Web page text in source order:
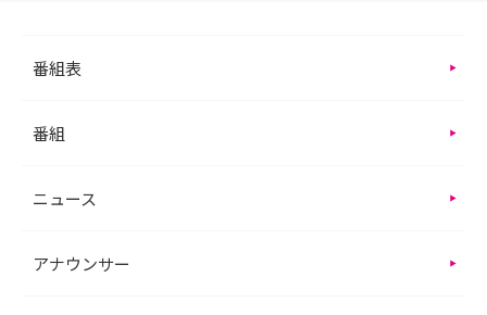
番組表
番組
ニュース
アナウンサー